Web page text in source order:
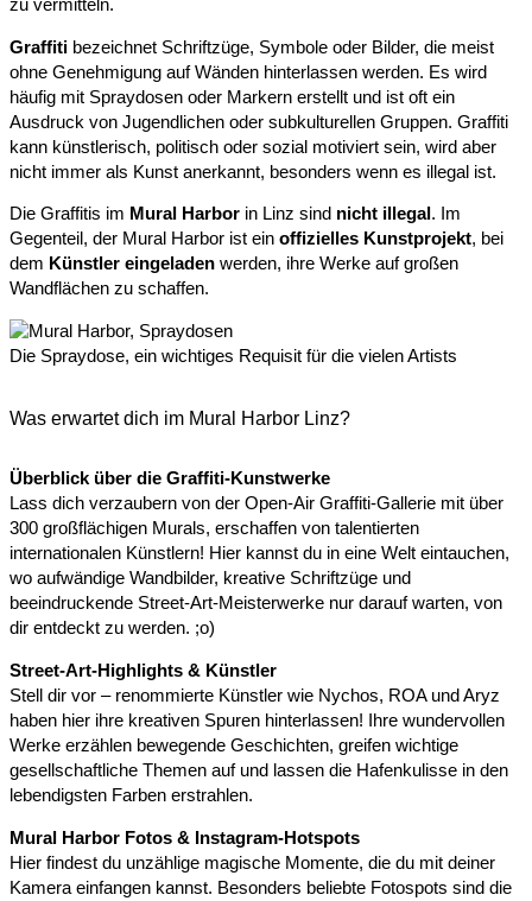
zu vermitteln.
Graffiti bezeichnet Schriftzüge, Symbole oder Bilder, die meist
ohne Genehmigung auf Wänden hinterlassen werden. Es wird
häufig mit Spraydosen oder Markern erstellt und ist oft ein
Ausdruck von Jugendlichen oder subkulturellen Gruppen. Graffiti
kann künstlerisch, politisch oder sozial motiviert sein, wird aber
nicht immer als Kunst anerkannt, besonders wenn es illegal ist.
Die Graffitis im Mural Harbor in Linz sind nicht illegal . Im
Gegenteil, der Mural Harbor ist ein offizielles Kunstprojekt, bei
dem Künstler eingeladen werden, ihre Werke auf großen
Wandflächen zu schaffen.
Die Spraydose, ein wichtiges Requisit für die vielen Artists
Was erwartet dich im Mural Harbor Linz?
Überblick über die Graffiti-Kunstwerke
Lass dich verzaubern von der Open-Air Graffiti-Gallerie mit über
300 großflächigen Murals, erschaffen von talentierten
internationalen Künstlern! Hier kannst du in eine Welt eintauchen,
wo aufwändige Wandbilder, kreative Schriftzüge und
beeindruckende Street-Art-Meisterwerke nur darauf warten, von
dir entdeckt zu werden. ;o)
Street-Art-Highlights & Künstler
Stell dir vor – renommierte Künstler wie Nychos, ROA und Aryz
haben hier ihre kreativen Spuren hinterlassen! Ihre wundervollen
Werke erzählen bewegende Geschichten, greifen wichtige
gesellschaftliche Themen auf und lassen die Hafenkulisse in den
lebendigsten Farben erstrahlen.
Mural Harbor Fotos & Instagram-Hotspots
Hier findest du unzählige magische Momente, die du mit deiner
Kamera einfangen kannst. Besonders beliebte Fotospots sind die